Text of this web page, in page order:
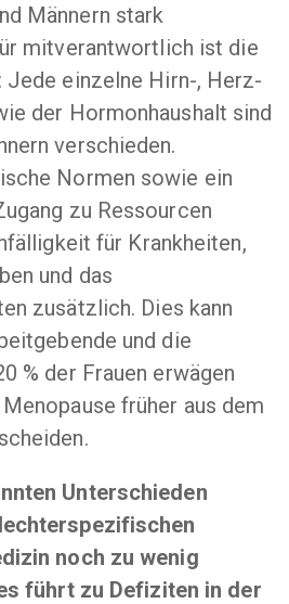
Männern stark
mitverantwortlich ist die
Jede einzelne Hirn-, Herz-
der Hormonhaushalt sind
verschieden.
Normen sowie ein
zu Ressourcen
für Krankheiten,
und das
zusätzlich. Dies kann
und die
% der Frauen erwägen
früher aus dem
Unterschieden
noch zu wenig
führt zu Defiziten in der